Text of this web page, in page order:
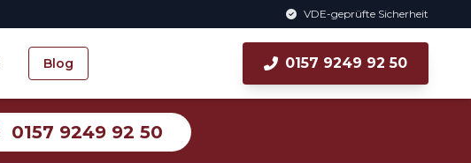
VDE-geprüfte Sicherheit
Blog 0157 9249 92 50
0157 9249 92 50